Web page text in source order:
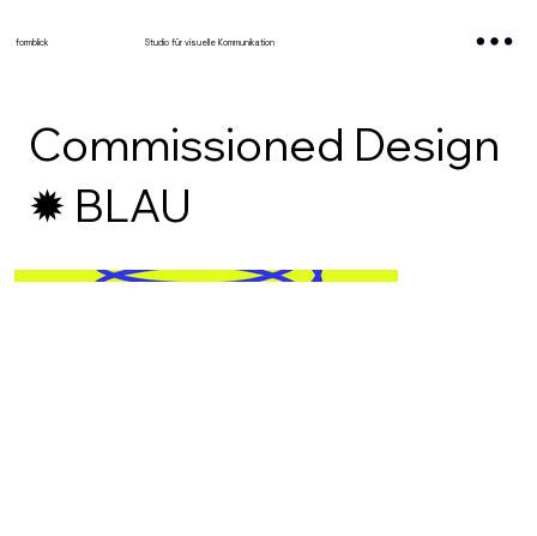
formblick Studio für visuelle Kommunikation
Commissioned Design
✹ BLAU